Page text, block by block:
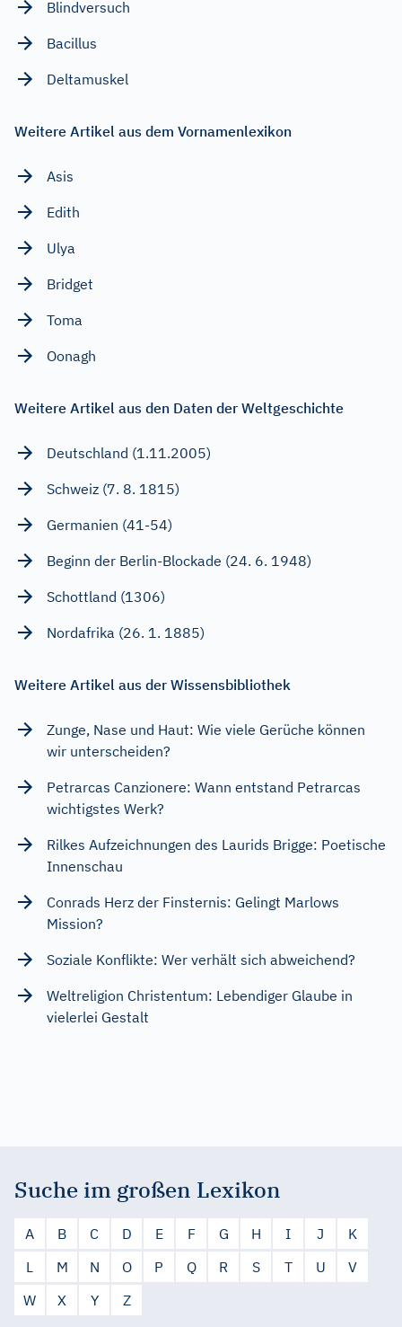
Blindversuch
Bacillus
Deltamuskel
Weitere Artikel aus dem Vornamenlexikon
Asis
Edith
Ulya
Bridget
Toma
Oonagh
Weitere Artikel aus den Daten der Weltgeschichte
Deutschland (1.11.2005)
Schweiz (7. 8. 1815)
Germanien (41-54)
Beginn der Berlin-Blockade (24. 6. 1948)
Schottland (1306)
Nordafrika (26. 1. 1885)
Weitere Artikel aus der Wissensbibliothek
Zunge, Nase und Haut: Wie viele Gerüche können
wir unterscheiden?
Petrarcas Canzionere: Wann entstand Petrarcas
wichtigstes Werk?
Rilkes Aufzeichnungen des Laurids Brigge: Poetische
Innenschau
Conrads Herz der Finsternis: Gelingt Marlows
Mission?
Soziale Konflikte: Wer verhält sich abweichend?
Weltreligion Christentum: Lebendiger Glaube in
vielerlei Gestalt
Suche im großen Lexikon
A B C D E F G H I J
K
L
M N O P Q R S T U
V
W
X Y Z